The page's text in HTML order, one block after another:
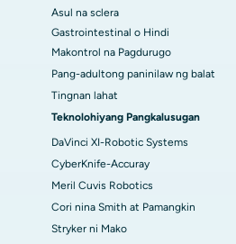
Asul na sclera
Gastrointestinal o Hindi
Makontrol na Pagdurugo
Pang-adultong paninilaw ng balat
Tingnan lahat
Teknolohiyang Pangkalusugan
DaVinci XI-Robotic Systems
CyberKnife-Accuray
Meril Cuvis Robotics
Cori nina Smith at Pamangkin
Stryker ni Mako